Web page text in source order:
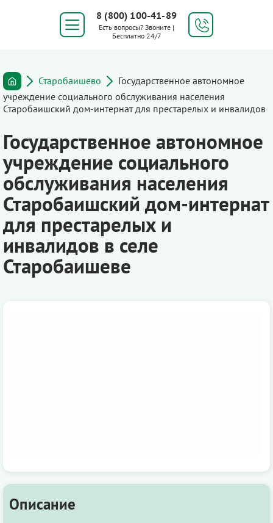
8 (800) 100-41-89
Есть вопросы? Звоните |
Бесплатно 24/7
Старобаишево
Государственное автономное
учреждение социального обслуживания населения
Старобаишский дом-интернат для престарелых и инвалидов
Государственное автономное
учреждение социального
обслуживания населения
Старобаишский дом-интернат
для престарелых и
инвалидов в селе
Старобаишеве
Описание